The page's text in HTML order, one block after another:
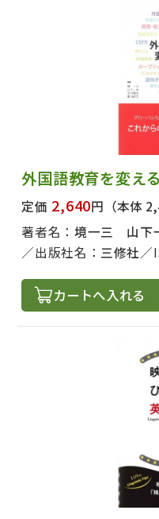
外国語教育を変え
定価 2,640円 （本体
著者名： 境一三 山下
出版社名： 三修社
カートへ入れる